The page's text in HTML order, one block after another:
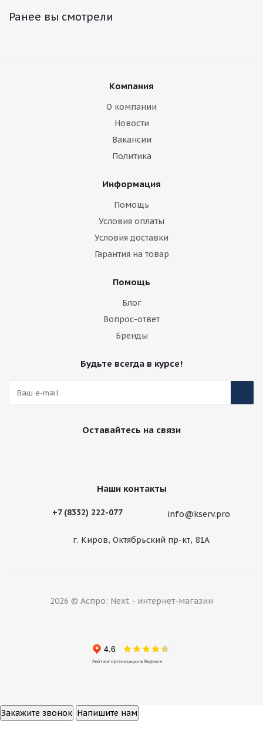
Ранее вы смотрели
Компания
О компании
Новости
Вакансии
Политика
Информация
Помощь
Условия оплаты
Условия доставки
Гарантия на товар
Помощь
Блог
Вопрос-ответ
Бренды
Будьте всегда в курсе!
Оставайтесь на связи
Наши контакты
+7 (8332) 222-077 info@kserv.pro
г. Киров, Октябрьский пр-кт, 81А
2026 © Аспро: Next - интернет-магазин
Закажите звонок Напишите нам